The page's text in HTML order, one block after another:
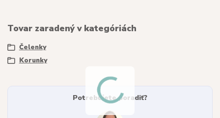
Tovar zaradený v kategóriách
Čelenky
Korunky
Potrebujete poradiť?